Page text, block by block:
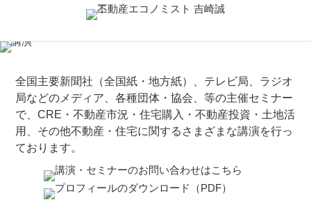
全国主要新聞社（全国紙・地方紙）、テレビ局、ラジオ
局などのメディア、各種団体・協会、等の主催セミナー
で、CRE・不動産市況・住宅購入・不動産投資・土地活
用、その他不動産・住宅に関するさまざまな講演を行っ
ております。